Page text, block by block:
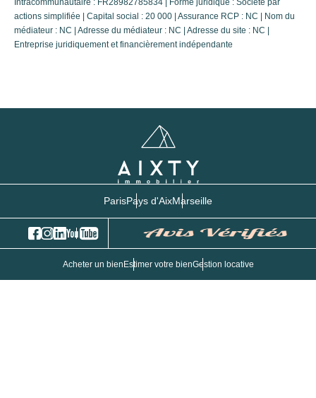
Intracommunautaire : FR28982785834 | Forme juridique : Société par
actions simplifiée | Capital social : 20 000 | Assurance RCP : NC | Nom du
médiateur : NC | Adresse du médiateur : NC | Adresse du site : NC |
Entreprise juridiquement et financièrement indépendante
Acheter un bien Estimer votre bienGestion locative
ParisPays d'AixMarseille